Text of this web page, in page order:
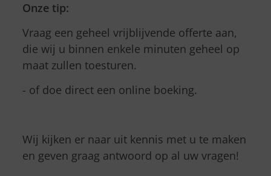
Onze tip:
Vraag een geheel vrijblijvende offerte aan,
die wij u binnen enkele minuten geheel op
maat zullen toesturen.
- of doe direct een online boeking.
Wij kijken er naar uit kennis met u te maken
en geven graag antwoord op al uw vragen!